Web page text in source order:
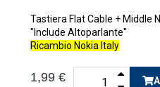
Tastiera Flat Cable + Middle
"Include Altoparlante"
Ricambio Nokia Italy
1,99 €